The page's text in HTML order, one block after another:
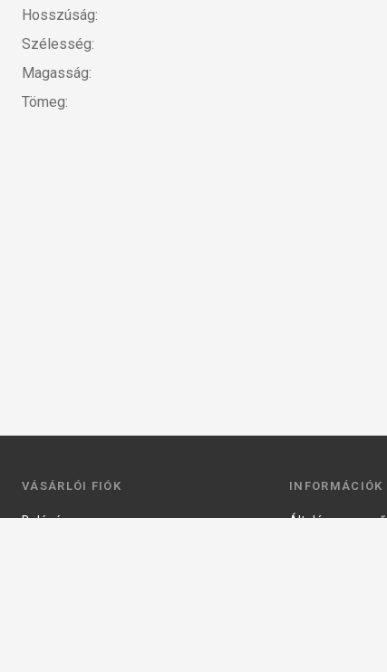
Hosszúság:
Szélesség:
Magasság:
Tömeg:
VÁSÁRLÓI FIÓK
Belépés
INFORMÁCIÓK
Általános